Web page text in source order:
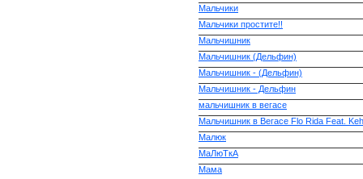
Мальчики
Мальчики простите!!
Мальчишник
Мальчишник (Дельфин)
Мальчишник - (Дельфин)
Мальчишник - Дельфин
мальчишник в вегасе
Мальчишник в Вегасе Flo Rida Feat.
Малюк
МаЛюТкА
Мама